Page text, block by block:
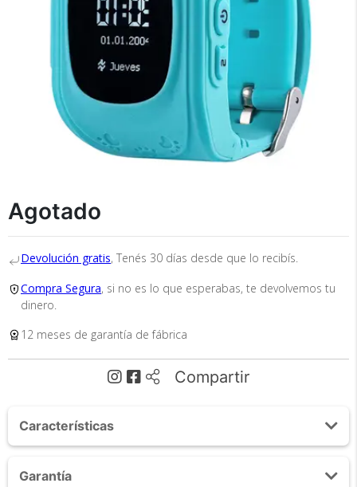
Agotado
Devolución gratis, Tenés 30 días desde que lo recibís.
Compra Segura, si no es lo que esperabas, te devolvemos tu
dinero.
12 meses de garantía de fábrica
Compartir
Características
Tamaño del producto: 31 x 52 x 11.8 mm.
Garantía
Medios de Pago
Recibí el producto que esperabas o
que esperabas o te devolvemos el 100% de tu